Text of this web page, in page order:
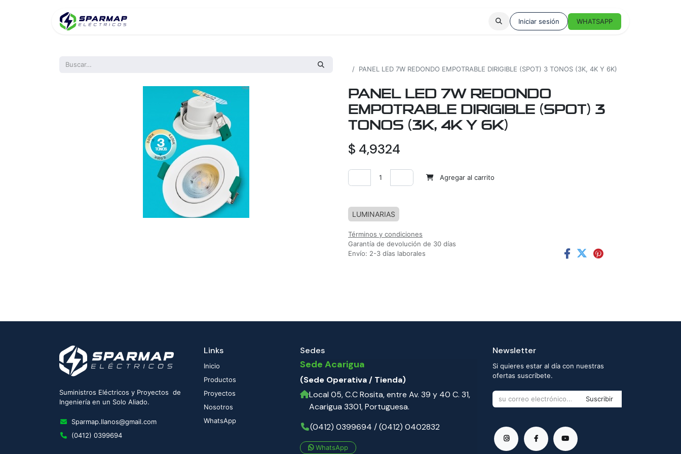
Iniciar sesión WHATSAPP
PANEL LED 7W REDONDO EMPOTRABLE DIRIGIBLE (SPOT) 3 TONOS (3K, 4K Y 6K)
PANEL LED 7W REDONDO
EMPOTRABLE DIRIGIBLE (SPOT) 3
TONOS (3K, 4K Y 6K)
$ 4,9324
Agregar al carrito
LUMINARIAS
Términos y condiciones
Garantía de devolución de 30 días
Envío: 2-3 días laborales
Suministros Eléctricos y Proyectos de
Ingeniería en un Solo Aliado.
Sparmap.llanos@gmail.com
(0412) 0399694
Links
Inicio
Productos
Proyectos
Nosotros
WhatsApp
Sedes
Sede Acarigua
(Sede Operativa / Tienda)
Local 05, C.C Rosita, entre Av. 39 y 40 C. 31,
Acarigua 3301, Portuguesa.
(0412) 0399694 / (0412) 0402832
WhatsApp
Newsletter
Si quieres estar al día con nuestras
ofertas suscríbete.
Suscribir